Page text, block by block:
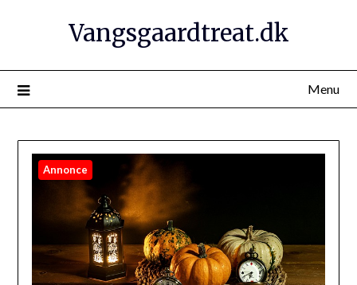
Vangsgaardtreat.dk
Menu
Annonce